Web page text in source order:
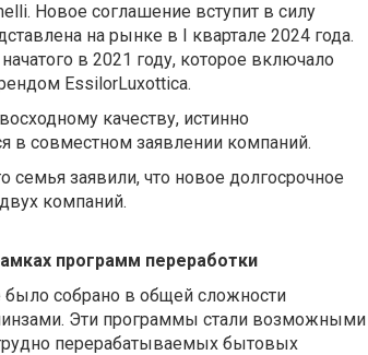
Новое соглашение вступит в силу
на рынке в I квартале 2024 года.
в 2021 году, которое включало
EssilorLuxottica.
качеству, истинно
в совместном заявлении компаний.
семья заявили, что новое долгосрочное
компаний.
программ переработки
было собрано в общей сложности
Эти программы стали возможными
перерабатываемых бытовых